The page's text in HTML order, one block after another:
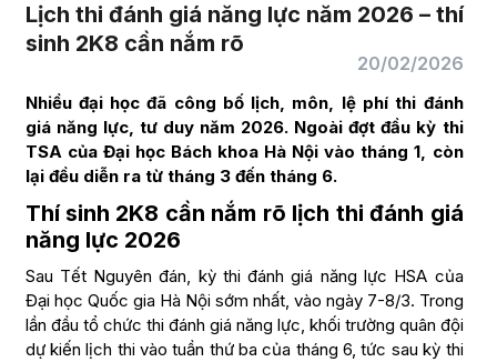
Lịch thi đánh giá năng lực năm 2026 – thí
sinh 2K8 cần nắm rõ
20/02/2026
Nhiều đại học đã công bố lịch, môn, lệ phí thi đánh
giá năng lực, tư duy năm 2026. Ngoài đợt đầu kỳ thi
TSA của Đại học Bách khoa Hà Nội vào tháng 1, còn
lại đều diễn ra từ tháng 3 đến tháng 6.
Thí sinh 2K8 cần nắm rõ lịch thi đánh giá
năng lực 2026
Sau Tết Nguyên đán, kỳ thi đánh giá năng lực HSA của
Đại học Quốc gia Hà Nội sớm nhất, vào ngày 7-8/3. Trong
lần đầu tổ chức thi đánh giá năng lực, khối trường quân đội
dự kiến lịch thi vào tuần thứ ba của tháng 6, tức sau kỳ thi